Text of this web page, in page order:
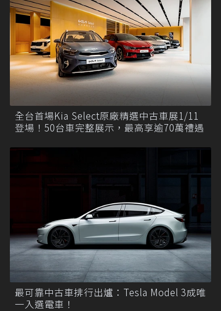
全台首場Kia Select原廠精選中古車展1/11
登場！50台車完整展示，最高享逾70萬禮遇
最可靠中古車排行出爐：Tesla Model 3成唯
一入選電車！